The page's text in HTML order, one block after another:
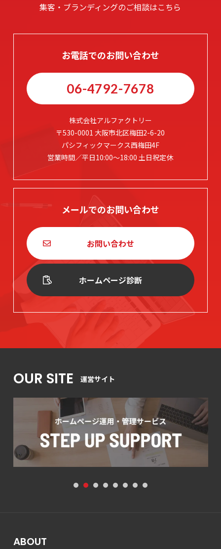
集客・ブランディングのご相談はこちら
お電話でのお問い合わせ
06-4792-7678
株式会社アルファクトリー
〒530-0001 大阪市北区梅田2-6-20
パシフィックマークス西梅田4F
営業時間／平日10:00～18:00 土日祝定休
メールでのお問い合わせ
お問い合わせ
ホームページ診断
OUR SITE 運営サイト
1 2 3 4 5 6 7 8
ABOUT